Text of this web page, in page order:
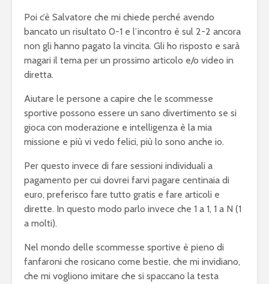
Poi c’è Salvatore che mi chiede perché avendo
bancato un risultato 0-1 e l’incontro è sul 2-2 ancora
non gli hanno pagato la vincita. Gli ho risposto e sarà
magari il tema per un prossimo articolo e/o video in
diretta.
Aiutare le persone a capire che le scommesse
sportive possono essere un sano divertimento se si
gioca con moderazione e intelligenza è la mia
missione e più vi vedo felici, più lo sono anche io.
Per questo invece di fare sessioni individuali a
pagamento per cui dovrei farvi pagare centinaia di
euro, preferisco fare tutto gratis e fare articoli e
dirette. In questo modo parlo invece che 1 a 1, 1 a N (1
a molti).
Nel mondo delle scommesse sportive è pieno di
fanfaroni che rosicano come bestie, che mi invidiano,
che mi vogliono imitare che si spaccano la testa